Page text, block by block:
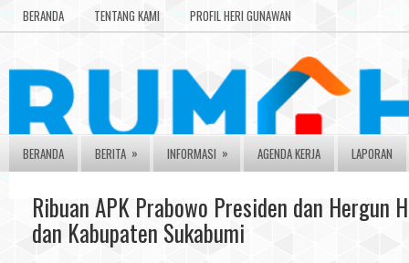
BERANDA TENTANG KAMI PROFIL HERI GUNAWAN
BERANDA BERITA » INFORMASI » AGENDA KERJA LAPORAN
Ribuan APK Prabowo Presiden dan Hergun
dan Kabupaten Sukabumi